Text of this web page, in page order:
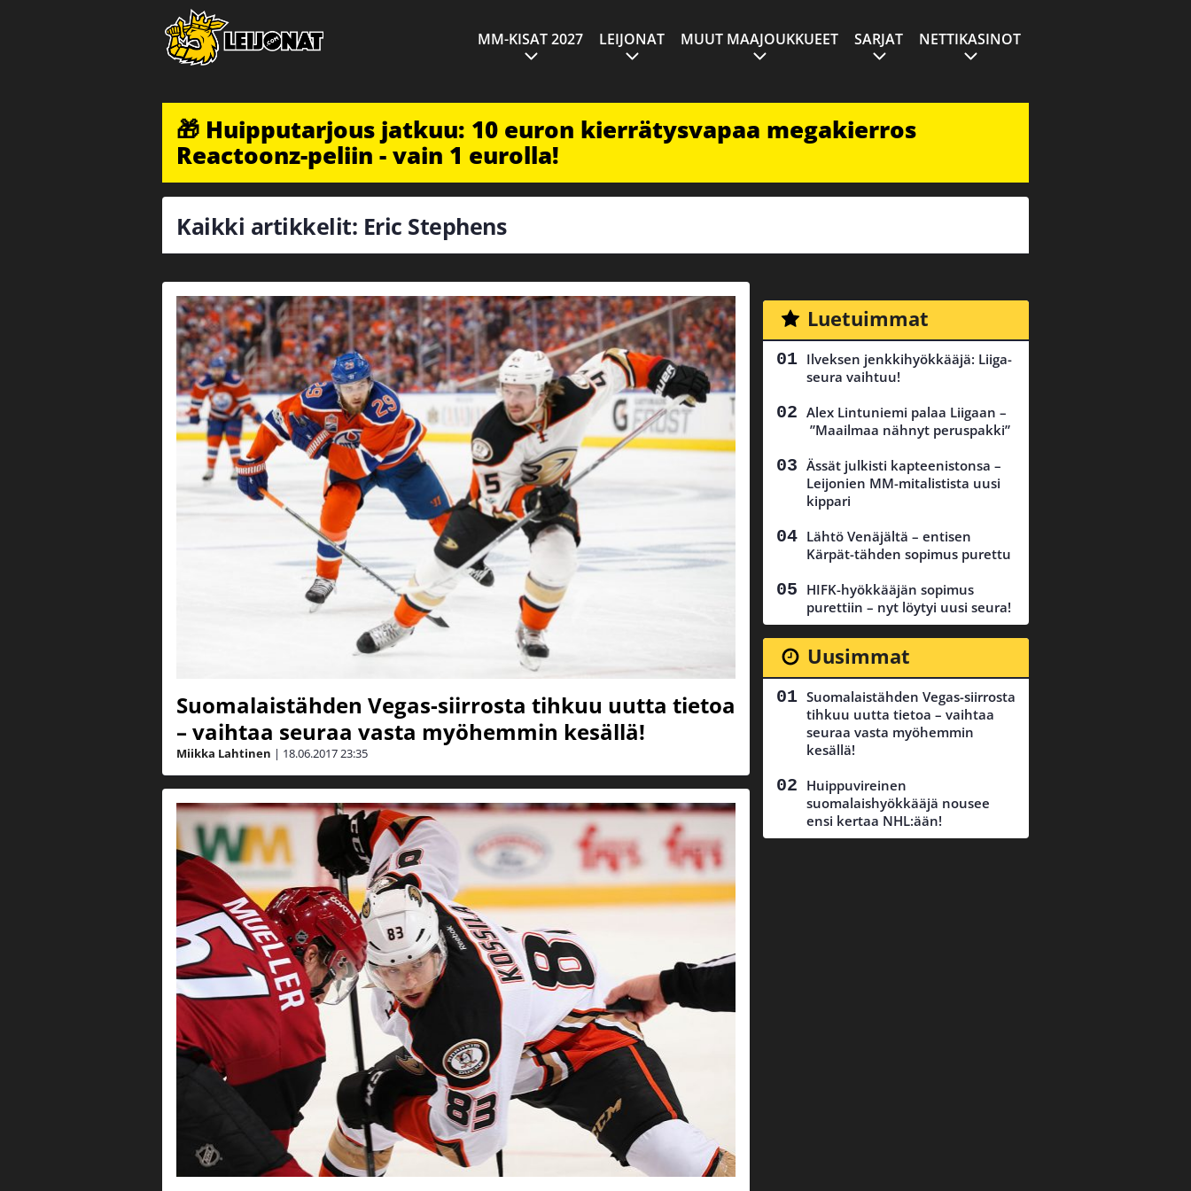
MM-KISAT 2027 LEIJONAT MUUT MAAJOUKKUEET SARJAT NETTIKASINOT
🎁 Huipputarjous jatkuu: 10 euron kierrätysvapaa megakierros
Reactoonz-peliin - vain 1 eurolla!
Kaikki artikkelit: Eric Stephens
Suomalaistähden Vegas-siirrosta tihkuu uutta tietoa
– vaihtaa seuraa vasta myöhemmin kesällä!
Miikka Lahtinen | 18.06.201723:35
Luetuimmat
Ilveksen jenkkihyökkääjä: Liiga-
seura vaihtuu!
Alex Lintuniemi palaa Liigaan –
”Maailmaa nähnyt peruspakki”
Ässät julkisti kapteenistonsa –
Leijonien MM-mitalistista uusi
kippari
Lähtö Venäjältä – entisen
Kärpät-tähden sopimus purettu
HIFK-hyökkääjän sopimus
purettiin – nyt löytyi uusi seura!
Uusimmat
Suomalaistähden Vegas-siirrosta
tihkuu uutta tietoa – vaihtaa
seuraa vasta myöhemmin
kesällä!
Huippuvireinen
suomalaishyökkääjä nousee
ensi kertaa NHL:ään!